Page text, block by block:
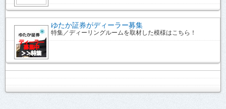
ゆたか証券がディーラー募集
特集／ディーリングルームを取材した模様はこちら！